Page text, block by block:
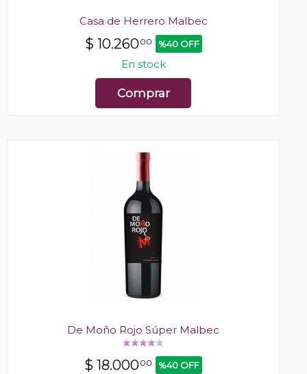
Casa de Herrero Malbec
$ 10.26000 %40 OFF
En stock
Comprar
De Moño Rojo Súper Malbec
$ 18.00000 %40 OFF